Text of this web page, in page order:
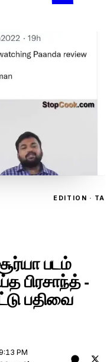
EDITION · TA
படம்
பிரசாந்த் -
பதிவை
PM